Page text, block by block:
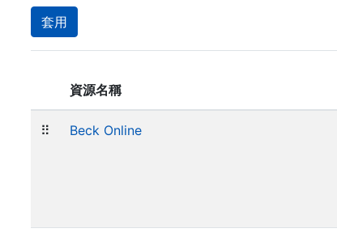
資源名稱
⠿ Beck Online